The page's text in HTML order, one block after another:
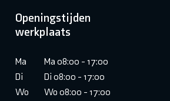
Openingstijden
werkplaats
Ma
Ma 08:00 - 17:00
Di
Di 08:00 - 17:00
Wo
Wo 08:00 - 17:00